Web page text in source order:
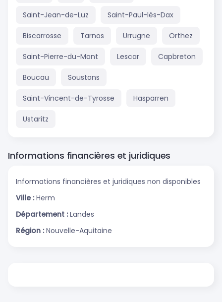
Saint-Jean-de-Luz Saint-Paul-lès-Dax
Biscarrosse Tarnos Urrugne Orthez
Saint-Pierre-du-Mont Lescar Capbreton
Boucau Soustons
Saint-Vincent-de-Tyrosse Hasparren
Ustaritz
Informations financières et juridiques
Informations financières et juridiques non disponibles
Ville : Herm
Département : Landes
Région : Nouvelle-Aquitaine